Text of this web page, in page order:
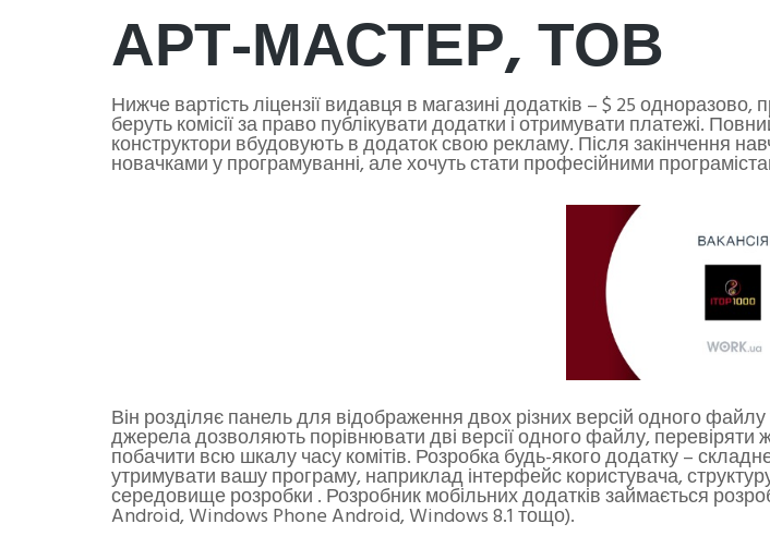
АРТ-МАСТЕР, ТОВ
Нижче вартість ліцензії видавця в магазині додатків – $ 25
беруть комісії за право публікувати додатки і отримувати платежі.
конструктори вбудовують в додаток свою рекламу. Після закінчення
новачками у програмуванні, але хочуть стати професійними
Він розділяє панель для відображення двох різних версій одного файлу
джерела дозволяють порівнювати дві версії одного файлу, перевіряти
побачити всю шкалу часу комітів. Розробка будь-якого додатку –
утримувати вашу програму, наприклад інтерфейс користувача,
середовище розробки . Розробник мобільних додатків займається
Android, Windows Phone Android, Windows 8.1 тощо).